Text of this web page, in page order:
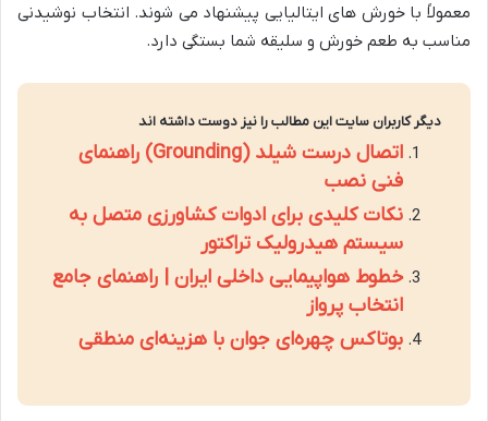
معمولاً با خورش های ایتالیایی پیشنهاد می شوند. انتخاب نوشیدنی
مناسب به طعم خورش و سلیقه شما بستگی دارد.
دیگر کاربران سایت این مطالب را نیز دوست داشته اند
اتصال درست شیلد (Grounding) راهنمای
فنی نصب
نکات کلیدی برای ادوات کشاورزی متصل به
سیستم هیدرولیک تراکتور
خطوط هواپیمایی داخلی ایران | راهنمای جامع
انتخاب پرواز
بوتاکس چهره‌ای جوان با هزینه‌ای منطقی